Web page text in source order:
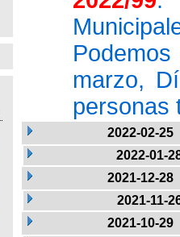
marzo,
personas
2022-02-25
2022-01-
2021-12-28
2021-11-
2021-10-29